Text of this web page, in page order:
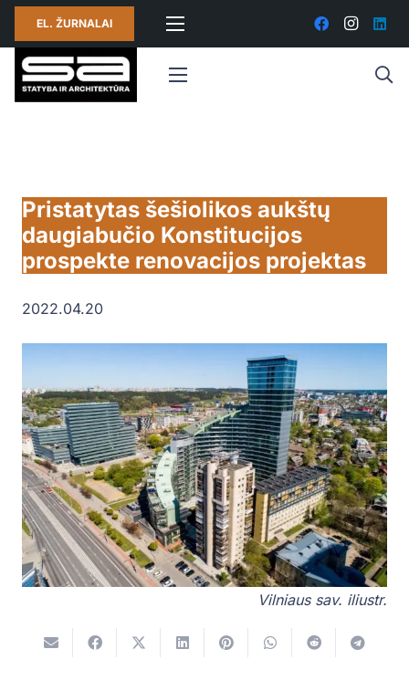
EL. ŽURNALAI
Pristatytas šešiolikos aukštų
daugiabučio Konstitucijos
prospekte renovacijos projektas
2022.04.20
Vilniaus sav. iliustr.